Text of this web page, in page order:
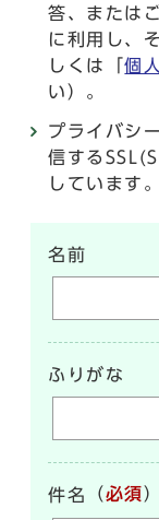
答、または
に利用し、
しくは「個
い）。
プライバシ
信する
しています。
名前
ふりがな
件名 （必須）